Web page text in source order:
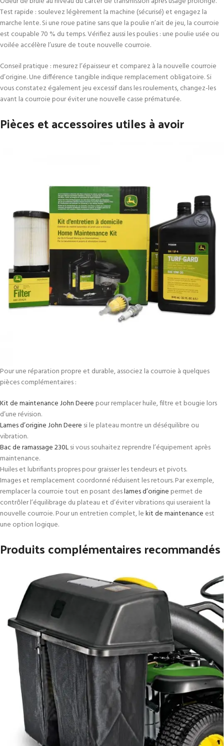
Test rapide : soulevez légèrement la machine (sécurisé) et engagez la
marche lente. Si une roue patine sans que la poulie n’ait de jeu, la courroie
est coupable 70 % du temps. Vérifiez aussi les poulies : une poulie usée ou
voilée accélère l’usure de toute nouvelle courroie.
Conseil pratique : mesurez l’épaisseur et comparez à la nouvelle courroie
d’origine. Une différence tangible indique remplacement obligatoire. Si
vous constatez également jeu excessif dans les roulements, changez-les
avant la courroie pour éviter une nouvelle casse prématurée.
Pièces et accessoires utiles à avoir
Pour une réparation propre et durable, associez la courroie à quelques
pièces complémentaires :
Kit de maintenance John Deere pour remplacer huile, filtre et bougie lors
d’une révision.
Lames d’origine John Deere si le plateau montre un déséquilibre ou
vibration.
Bac de ramassage 230Lsi vous souhaitez reprendre l’équipement après
maintenance.
Huiles et lubrifiants propres pour graisser les tendeurs et pivots.
Images et remplacement coordonné réduisent les retours. Par exemple,
remplacer la courroie tout en posant deslames d’origine permet de
contrôler l’équilibrage du plateau et d’éviter vibrations qui useraient la
nouvelle courroie. Pour un entretien complet, lekit de maintenance est
une option logique.
Produits complémentaires recommandés